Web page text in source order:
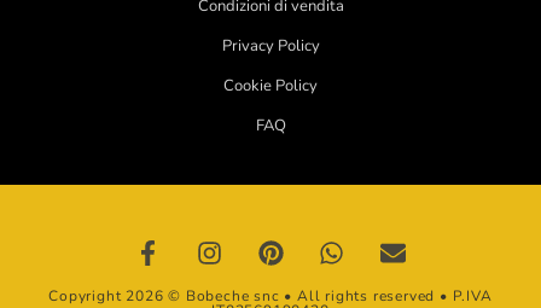
Condizioni di vendita
Privacy Policy
Cookie Policy
FAQ
Copyright 2026 © Bobeche snc • All rights reserved • P.IVA